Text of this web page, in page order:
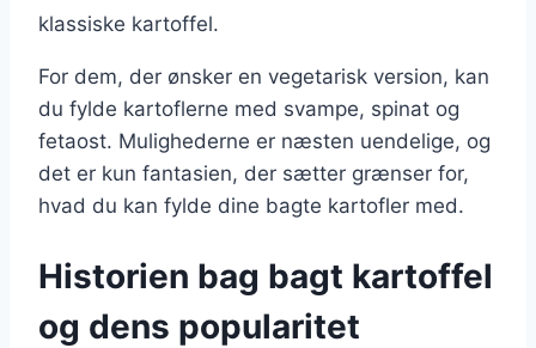
klassiske kartoffel.
For dem, der ønsker en vegetarisk version, kan
du fylde kartoflerne med svampe, spinat og
fetaost. Mulighederne er næsten uendelige, og
det er kun fantasien, der sætter grænser for,
hvad du kan fylde dine bagte kartofler med.
Historien bag bagt kartoffel
og dens popularitet